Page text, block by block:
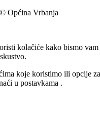
Općina Vrbanja
kolačiće kako bismo
koje koristimo ili opcije
u postavkama .